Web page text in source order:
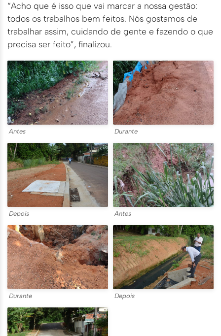
“Acho que é isso que vai marcar a nossa gestão:
todos os trabalhos bem feitos. Nós gostamos de
trabalhar assim, cuidando de gente e fazendo o que
precisa ser feito”, finalizou.
Antes Durante
Depois Antes
Durante Depois